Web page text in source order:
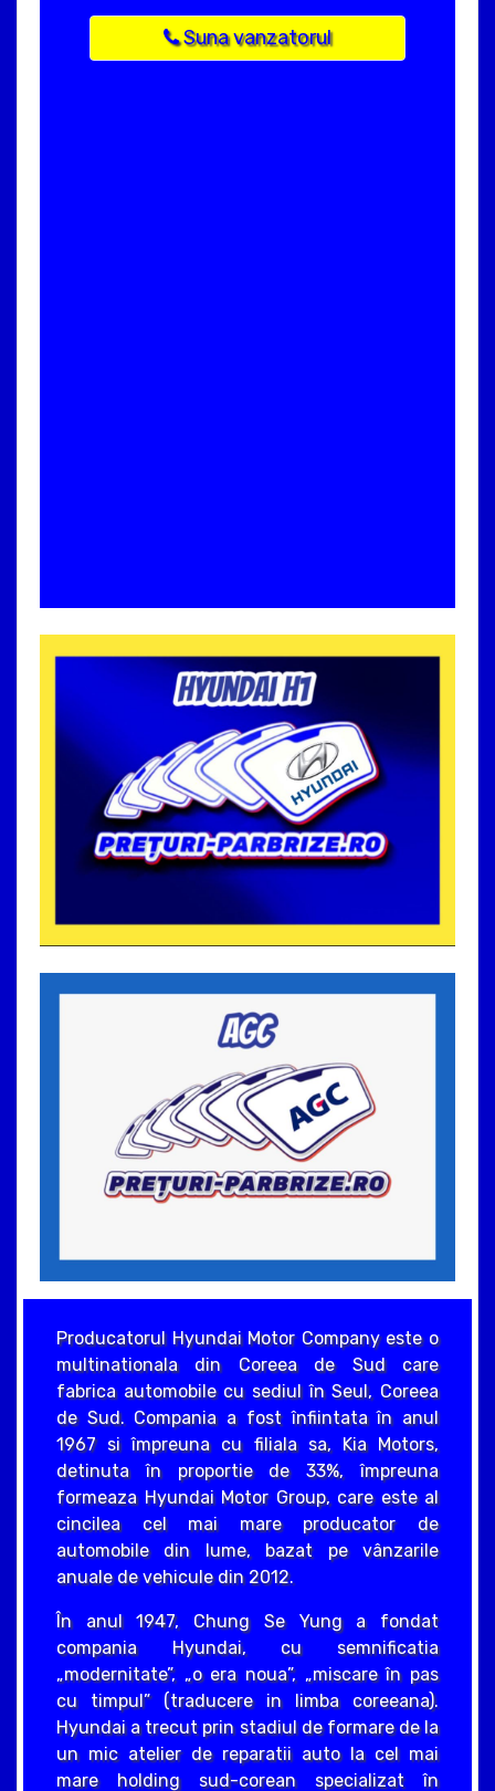
Suna vanzatorul
Producatorul Hyundai Motor Company este o
multinationala din Coreea de Sud care
fabrica automobile cu sediul în Seul, Coreea
de Sud. Compania a fost înfiintata în anul
1967 si împreuna cu filiala sa, Kia Motors,
detinuta în proportie de 33%, împreuna
formeaza Hyundai Motor Group, care este al
cincilea cel mai mare producator de
automobile din lume, bazat pe vânzarile
anuale de vehicule din 2012.
În anul 1947, Chung Se Yung a fondat
compania Hyundai, cu semnificatia
„modernitate”, „o era noua”, „miscare în pas
cu timpul” (traducere in limba coreeana).
Hyundai a trecut prin stadiul de formare de la
un mic atelier de reparatii auto la cel mai
mare holding sud-corean specializat în